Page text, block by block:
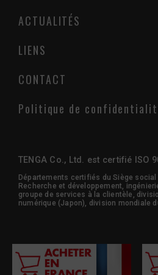
ACTUALITÉS
CONTACT
Politique de
LIENS
TENGA Co., Ltd. est certifié ISO
Départements certifiés du Siège social
Recherche et développement,
groupe de services à la clientèle,
numérique (Japon), division mondiale